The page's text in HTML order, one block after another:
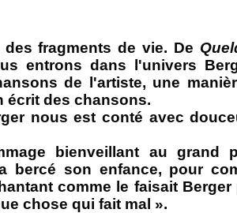
fragments de vie. De
entrons dans l'univers
de l'artiste, une
écrit des chansons.
nous est conté avec
bienveillant au grand
bercé son enfance, pour
comme le faisait Berger
chose qui fait mal ».